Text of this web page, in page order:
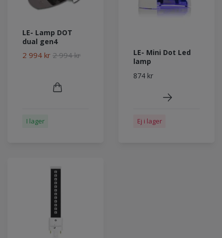
LE- Lamp DOT
dual gen4
2 994 kr 2 994 kr
I lager
LE- Mini Dot Led
lamp
874 kr
Ej i lager